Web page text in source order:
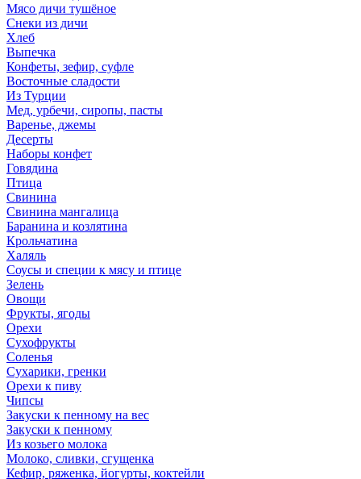
Мясо дичи тушёное
Снеки из дичи
Хлеб
Выпечка
Конфеты, зефир, суфле
Восточные сладости
Из Турции
Мед, урбечи, сиропы, пасты
Варенье, джемы
Десерты
Наборы конфет
Говядина
Птица
Свинина
Свинина мангалица
Баранина и козлятина
Крольчатина
Халяль
Соусы и специи к мясу и птице
Зелень
Овощи
Фрукты, ягоды
Орехи
Сухофрукты
Соленья
Сухарики, гренки
Орехи к пиву
Чипсы
Закуски к пенному на вес
Закуски к пенному
Из козьего молока
Молоко, сливки, сгущенка
Кефир, ряженка, йогурты, коктейли